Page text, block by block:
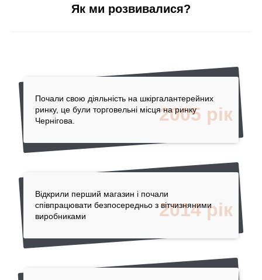
Як ми розвивалися?
2005 рік
Почали свою діяльність на шкіргалантерейних
ринку, це були торговельні місця на ринку
Чернігова.
2014 рік
Відкрили перший магазин і почали
співпрацювати безпосередньо з вітчизняними
виробниками